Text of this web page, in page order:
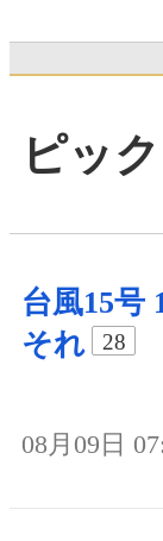
ピッ
台風15号
それ
28
08月09日